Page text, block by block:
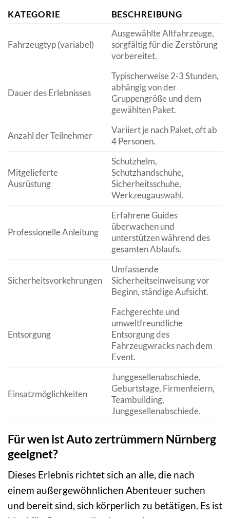
KATEGORIE BESCHREIBUNG
Fahrzeugtyp (variabel)
Ausgewählte Altfahrzeuge,
sorgfältig für die Zerstörung
vorbereitet.
Dauer des Erlebnisses
Typischerweise 2-3 Stunden,
abhängig von der
Gruppengröße und dem
gewählten Paket.
Anzahl der Teilnehmer
Variiert je nach Paket, oft ab
4 Personen.
Mitgelieferte
Ausrüstung
Schutzhelm,
Schutzhandschuhe,
Sicherheitsschuhe,
Werkzeugauswahl.
Professionelle Anleitung
Erfahrene Guides
überwachen und
unterstützen während des
gesamten Ablaufs.
Sicherheitsvorkehrungen
Umfassende
Sicherheitseinweisung vor
Beginn, ständige Aufsicht.
Entsorgung
Fachgerechte und
umweltfreundliche
Entsorgung des
Fahrzeugwracks nach dem
Event.
Einsatzmöglichkeiten
Junggesellenabschiede,
Geburtstage, Firmenfeiern,
Teambuilding,
Junggesellenabschiede.
Für wen ist Auto zertrümmern Nürnberg
geeignet?
Dieses Erlebnis richtet sich an alle, die nach
einem außergewöhnlichen Abenteuer suchen
und bereit sind, sich körperlich zu betätigen. Es ist